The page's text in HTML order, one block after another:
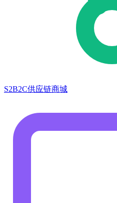
S2B2C供应链商城